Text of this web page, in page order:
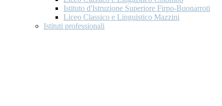
Istituto d'Istruzione Superiore Firpo-Buonarroti
Liceo Classico e Linguistico Mazzini
Istituti professionali